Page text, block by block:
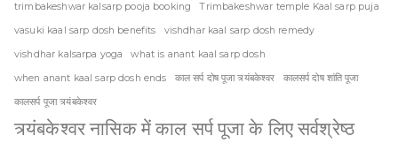
trimbakeshwar kalsarp pooja booking Trimbakeshwar temple Kaal sarp puja
vasuki kaal sarp dosh benefits vishdhar kaal sarp dosh remedy
vishdhar kalsarpa yoga what is anant kaal sarp dosh
when anant kaal sarp dosh ends काल सर्प दोष पूजा त्र्यंबकेश्वर कालसर्प दोष शांति पूजा
कालसर्प पूजा त्र्यंबकेश्वर
त्र्यंबकेश्वर नासिक में काल सर्प पूजा के लिए सर्वश्रेष्ठ